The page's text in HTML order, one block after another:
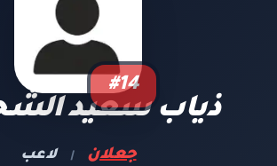
#14
ذياب سعيد
جعلان | لاعب